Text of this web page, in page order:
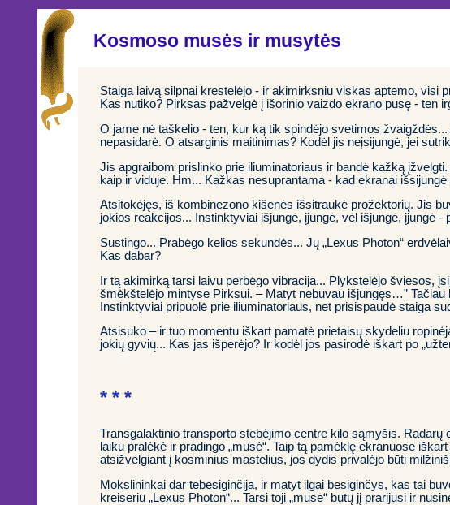
Kosmoso musės ir musytės
Staiga laivą silpnai krestelėjo - ir akimirksniu viskas aptemo, visi
Kas nutiko? Pirksas pažvelgė į išorinio vaizdo ekrano pusę - ten
O jame nė taškelio - ten, kur ką tik spindėjo svetimos
nepasidarė. O atsarginis maitinimas? Kodėl jis neįsijungė, jei
Jis apgraibom prislinko prie iliuminatoriaus ir bandė kažką
kaip ir viduje. Hm... Kažkas nesuprantama - kad ekranai
Atsitokėjęs, iš kombinezono kišenės išsitraukė prožektorių. Jis
jokios reakcijos... Instinktyviai išjungė, įjungė, vėl išjungė, įjungė
Sustingo... Prabėgo kelios sekundės... Jų „Lexus Photon“
Kas dabar?
Ir tą akimirką tarsi laivu perbėgo vibracija... Plykstelėjo šviesos,
šmėkštelėjo mintyse Pirksui. – Matyt nebuvau išjungęs…”
Instinktyviai pripuolė prie iliuminatoriaus, net prisispaudė staiga
Atsisuko – ir tuo momentu iškart pamatė prietaisų skydeliu
jokių gyvių... Kas jas išperėjo? Ir kodėl jos pasirodė iškart po
* * *
Transgalaktinio transporto stebėjimo centre kilo sąmyšis. Radarų
laiku pralėkė ir pradingo „musė“. Taip tą pamėklę ekranuose
atsižvelgiant į kosminius mastelius, jos dydis privalėjo būti
Mokslininkai dar tebesiginčija, ir matyt ilgai besiginčys, kas tai
kreiseriu „Lexus Photon“... Tarsi toji „musė“ būtų jį prarijusi ir